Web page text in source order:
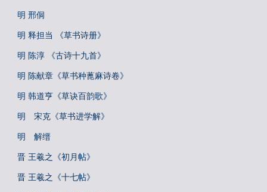
明 邢侗
明 释担当 《草书诗册》
明 陈淳 《古诗十九首》
明 陈献章《草书种蓖麻诗卷》
明 韩道亨《草诀百韵歌》
明 宋克《草书进学解》
明 解缙
晋 王羲之《初月帖》
晋 王羲之《十七帖》